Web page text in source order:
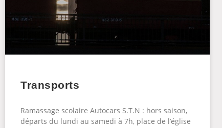
Transports
Ramassage scolaire Autocars S.T.N : hors saison,
départs du lundi au samedi à 7h, place de l’église